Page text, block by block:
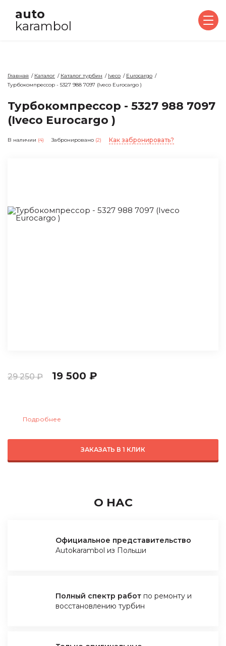
auto
karambol
Главная Каталог Каталог турбин Iveco
Eurocargo
Турбокомпрессор - 5327 988 7097 (Iveco Eurocargo )
Турбокомпрессор - 5327 988 7097
(Iveco Eurocargo )
В наличии (4) Забронировано (2) Как забронировать?
29 250 ₽ 19 500 ₽
Подробнее
ЗАКАЗАТЬ В 1 КЛИК
О НАС
Официальное представительство
Autokarambol из Польши
Полный спектр работ по ремонту и
восстановлению турбин